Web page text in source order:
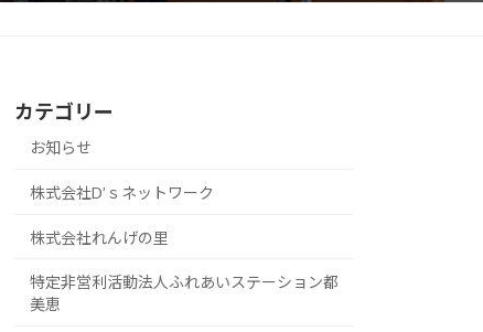
カテゴリー
お知らせ
株式会社D’ｓネットワーク
株式会社れんげの里
特定非営利活動法人ふれあいステーション都
美恵